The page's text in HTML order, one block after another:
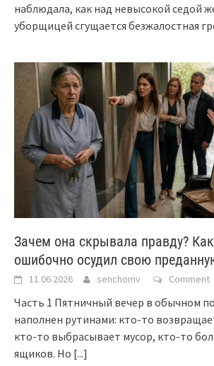
наблюдала, как над невысокой седой
уборщицей сгущается безжалостная
Зачем она скрывала правду?
ошибочно осудил свою
11.06.2026 senchomv Comment
Часть 1 Пятничный вечер в обычном
наполнен рутинами: кто-то
кто-то выбрасывает мусор, кто-то
ящиков. Но [...]